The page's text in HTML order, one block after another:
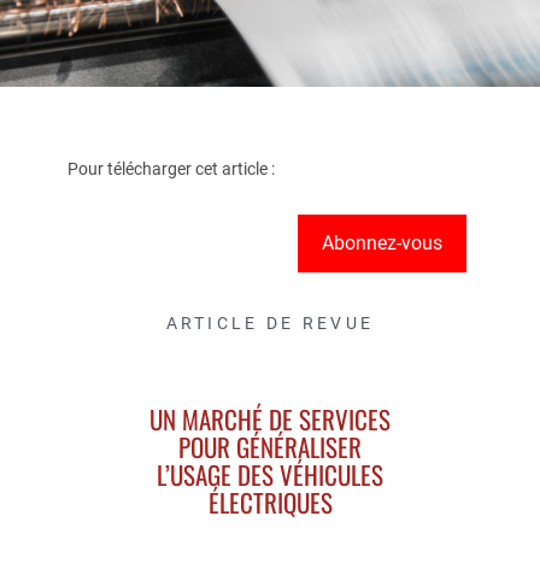
Pour télécharger cet article :
Abonnez-vous
ARTICLE DE REVUE
UN MARCHÉ DE SERVICES
POUR GÉNÉRALISER
L’USAGE DES VÉHICULES
ÉLECTRIQUES